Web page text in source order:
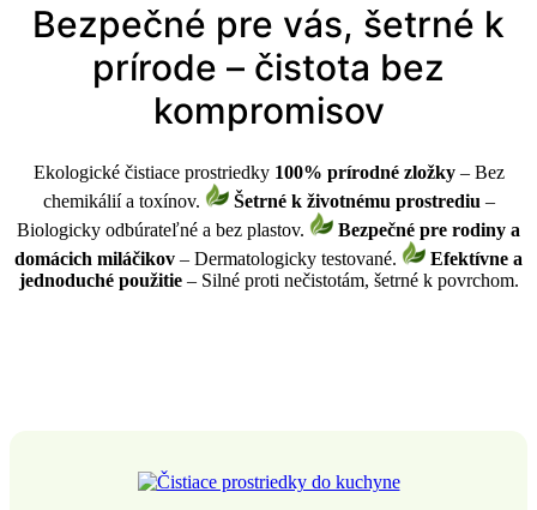
Bezpečné pre vás, šetrné k
prírode – čistota bez
kompromisov
Ekologické čistiace prostriedky 100% prírodné zložky– Bez
chemikálií a toxínov.
Šetrné k životnému prostrediu –
Biologicky odbúrateľné a bez plastov.
Bezpečné pre rodiny a
domácich miláčikov – Dermatologicky testované.
Efektívne a
jednoduché použitie– Silné proti nečistotám, šetrné k povrchom.